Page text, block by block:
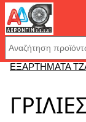
Αρχική σελίδας»
ΕΞΑΡΤΗΜΑΤΑ